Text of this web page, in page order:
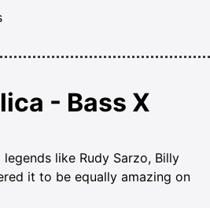
- Bass X
like Rudy Sarzo, Billy
it to be equally amazing on